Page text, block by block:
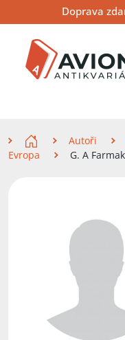
na
obsah
na
navigaci
na
vyhledávání
Doprava
Autoři
Evropa
G. A